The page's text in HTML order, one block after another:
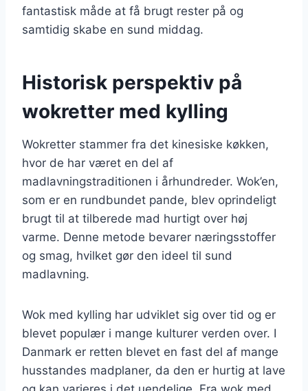
fantastisk måde at få brugt rester på og
samtidig skabe en sund middag.
Historisk perspektiv på
wokretter med kylling
Wokretter stammer fra det kinesiske køkken,
hvor de har været en del af
madlavningstraditionen i århundreder. Wok’en,
som er en rundbundet pande, blev oprindeligt
brugt til at tilberede mad hurtigt over høj
varme. Denne metode bevarer næringsstoffer
og smag, hvilket gør den ideel til sund
madlavning.
Wok med kylling har udviklet sig over tid og er
blevet populær i mange kulturer verden over. I
Danmark er retten blevet en fast del af mange
husstandes madplaner, da den er hurtig at lave